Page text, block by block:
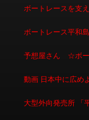
ボートレースを支
ボートレース平和
予想屋さん ☆ボー
動画 日本中に広め
大型外向発売所 「